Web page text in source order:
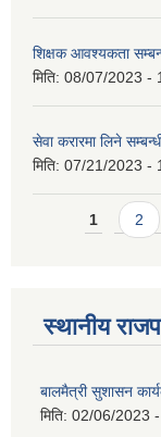
शिक्षक आवश्यकता
मिति: 08/07/2023 -
सेवा करारमा लिने
मिति: 07/21/2023 -
Pages
1 2
स्थानीय
बालमैत्री सुशासन
मिति: 02/06/2023